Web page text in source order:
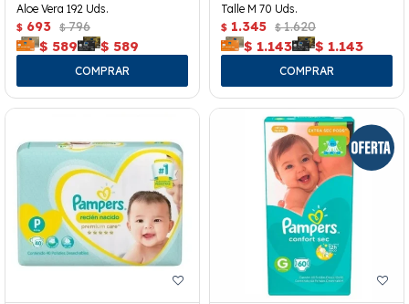
Aloe Vera 192 Uds.
$ 693 $ 796
$ 589 $ 589
Talle M 70 Uds.
$ 1.345 $ 1.620
$ 1.143 $ 1.143